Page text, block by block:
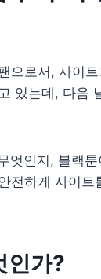
으로서, 사이
있는데, 다음
엇인지, 블랙
전하게 사이
인가?